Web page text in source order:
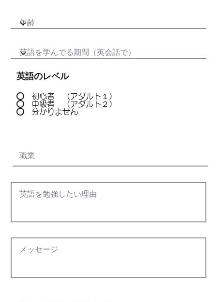
英語のレベル
初心者 （アダルト１）
中級者 （アダルト２）
分かりません